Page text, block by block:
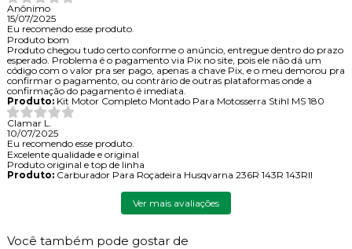
Anônimo
15/07/2025
Eu recomendo esse produto.
Produto bom
Produto chegou tudo certo conforme o anúncio, entregue dentro do prazo
esperado. Problema é o pagamento via Pix no site, pois ele não dá um
código com o valor pra ser pago, apenas a chave Pix, e o meu demorou pra
confirmar o pagamento, ou contrário de outras plataformas onde a
confirmação do pagamento é imediata.
Produto:Kit Motor Completo Montado Para Motosserra Stihl MS 180
Clamar L.
10/07/2025
Eu recomendo esse produto.
Excelente qualidade e original
Produto original e top de linha
Produto:Carburador Para Roçadeira Husqvarna 236R 143R 143RII
Ver mais avaliações
Você também pode gostar de